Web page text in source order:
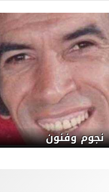
قطار الفوز للأهلي
ويتعادل1\1